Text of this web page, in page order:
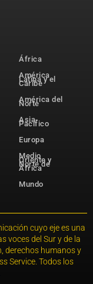
África
América
Latina y el
Caribe
América del
Norte
Asia-
Pacífico
Europa
Medio
Oriente y
Norte de
África
Mundo
cuyo eje es una
voces del Sur y de la
derechos humanos y
Service. Todos los